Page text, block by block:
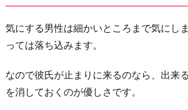
気にする男性は細かいところまで気にし
っては落ち込みます。
なので彼氏が止まりに来るのなら、出来
を消しておくのが優しさです。